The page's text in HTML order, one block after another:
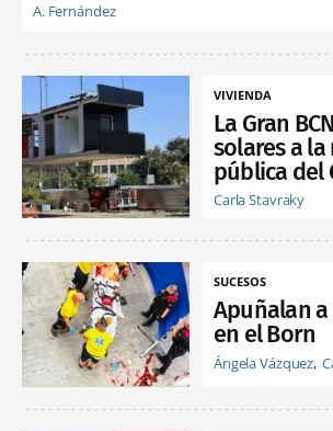
A. Fernández
VIVIENDA
La Gran
solares a la
pública del
Carla Stavraky
SUCESOS
Apuñalan
en el Born
Ángela Vázquez